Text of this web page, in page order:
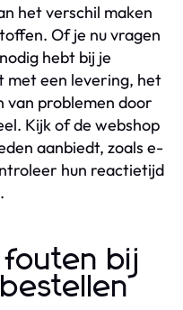
het verschil maken
Of je nu vragen
hebt bij je
met een levering, het
van problemen door
Kijk of de webshop
aanbiedt, zoals e-
hun reactietijd
fouten bij